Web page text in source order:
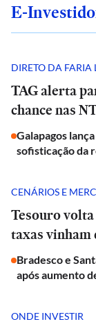
E-
DIRETO DA FARIA
TAG alerta
chance nas
Galapagos
sofisticação da
CENÁRIOS E
Tesouro
taxas vinham
Bradesco e
após aumento
ONDE INVESTIR